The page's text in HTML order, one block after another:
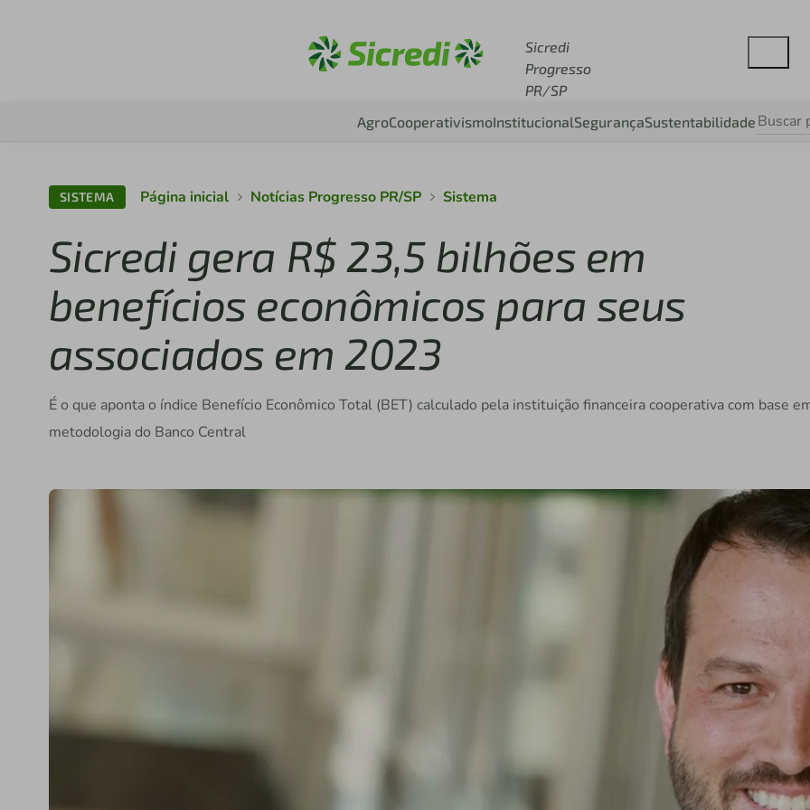
Sicredi
Progresso
PR/SP
AgroCooperativismoInstitucionalSegurançaSustentabilidade
SISTEMA Página inicial Notícias Progresso PR/SP Sistema
Sicredi gera R$ 23,5 bilhões em
benefícios econômicos para seus
associados em 2023
É o que aponta o índice Benefício Econômico Total (BET) calculado pela instituição financeira cooperativa com base
metodologia do Banco Central